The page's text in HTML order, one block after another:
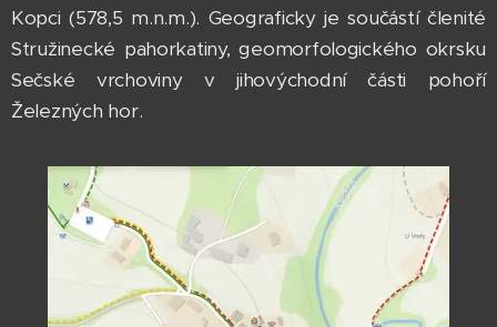
Kopci (578,5 m.n.m.). Geograficky je součástí členité
Stružinecké pahorkatiny, geomorfologického okrsku
Sečské vrchoviny v jihovýchodní části pohoří
Železných hor.